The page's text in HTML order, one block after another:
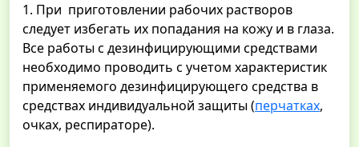
1. При приготовлении рабочих растворов
следует избегать их попадания на кожу и в глаза.
Все работы с дезинфицирующими средствами
необходимо проводить с учетом характеристик
применяемого дезинфицирующего средства в
средствах индивидуальной защиты (перчатках,
очках, респираторе).